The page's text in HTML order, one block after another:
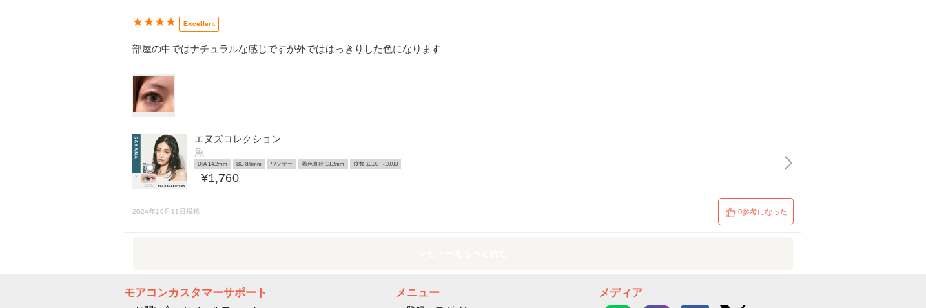
★★★★ Excellent
部屋の中ではナチュラルな感じですが外でははっきりした色になります
エヌズコレクション
魚
DIA 14.2mm BC 8.6mm ワンデー 着色直径 13.2mm 度数 ±0.00~ -10.00
¥1,760
2024年10月11日投稿 0参考になった
モアコンカスタマーサポート メニュー メディア